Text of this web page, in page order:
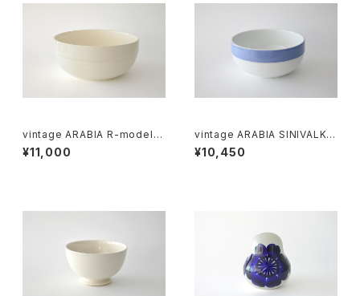
vintage ARABIA R-model b
owl / オールドアラビア ボウル
アイボリー
¥11,000
vintage ARABIA SINIVALKO
R-model bowl / オールドアラ
ビア シニヴァルコ ボウル
¥10,450